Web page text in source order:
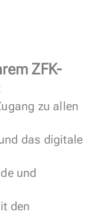
ZFK-
zu allen
das digitale
und
den